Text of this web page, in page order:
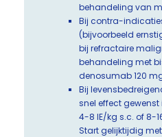
behandeling van
Bij contra-
(bijvoorbeeld
bij refractaire
behandeling met
denosumab 120
Bij
snel effect
4-8 IE/kg s.c. of 8-
Start gelijktijdig